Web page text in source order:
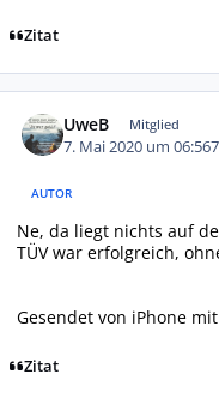
Zitat
UweB Mitglied
7. Mai 2020 um 06:56
AUTOR
Ne, da liegt nichts auf
TÜV war erfolgreich,
Gesendet von iPhone
Zitat